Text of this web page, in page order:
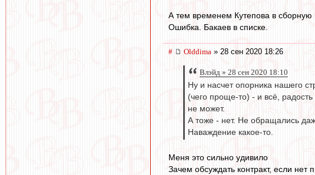
А тем временем Кутепова в сборную
Ошибка. Бакаев в списке.
# Olddima » 28 сен 2020 18:26
Влэйд » 28 сен 2020 18:10
Ну и насчет опорника нашего
(чего проще-то) - и всё,
не может.
А тоже - нет. Не обращались
Наваждение какое-то.
Меня это сильно удивило
Зачем обсуждать контракт, если нет